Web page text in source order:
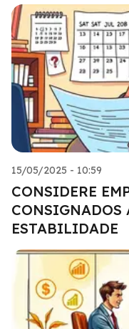
15/05/2025 - 10:59
CONSIDERE
CONSIGNADOS
ESTABILIDADE